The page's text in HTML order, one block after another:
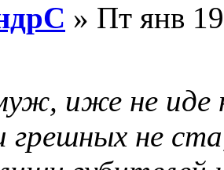
» Пт янв
иже не иде
грешных не